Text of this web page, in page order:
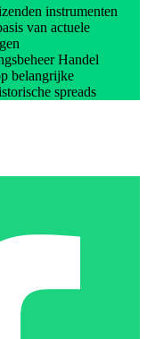
instrumenten
van actuele
Handel
belangrijke
spreads